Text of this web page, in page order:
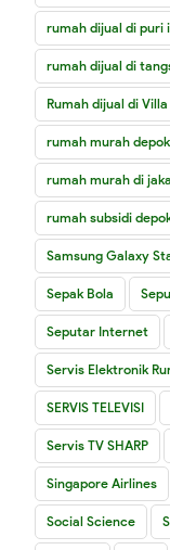
rumah dijual di puri
rumah dijual di
Rumah dijual di
rumah murah depok
rumah murah di
rumah subsidi
Samsung Galaxy
Sepak Bola
Seputar Internet
Servis Elektronik
SERVIS TELEVISI
Servis TV SHARP
Singapore Airlines
Social Science